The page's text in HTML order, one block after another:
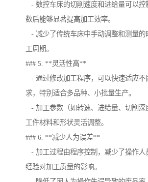
- 数控车床的切削速度和进给量可以控
数后能够显著提高加工效率。
- 减少了传统车床中手动调整和测量的
工周期。
### 5. **灵活性高**
- 通过修改加工程序，可以快速适应不
求，特别适合多品种、小批量生产。
- 加工参数（如转速、进给量、切削深
工件材料和形状灵活调整。
### 6. **减少人为误差**
- 加工过程由程序控制，减少了操作人
经验对加工质量的影响。